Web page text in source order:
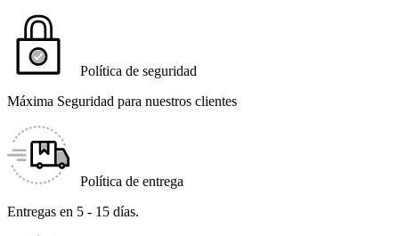
Política de seguridad
Máxima Seguridad para nuestros clientes
Política de entrega
Entregas en 5 - 15 días.